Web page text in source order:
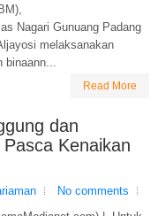
Nagari Gunuang Padang
melaksanakan
binaann...
Read More
dan
Kenaikan
No comments